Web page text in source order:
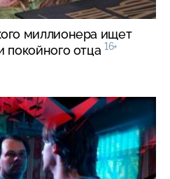
миллионера ищет
покойного отца 16+